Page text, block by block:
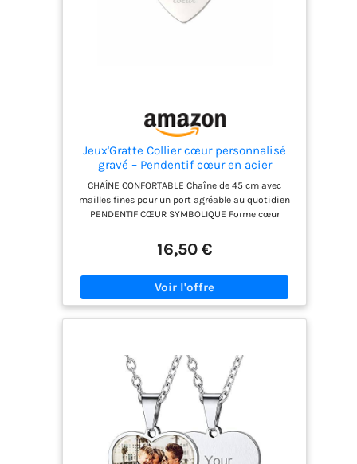
Jeux'Gratte Collier cœur personnalisé
gravé – Pendentif cœur en acier
inoxydable argent brillant – Chaîne 45
cm – Cadeau original
CHAÎNE CONFORTABLE Chaîne de 45 cm avec
mailles fines pour un port agréable au quotidien
PENDENTIF CŒUR SYMBOLIQUE Forme cœur
offrir un cadeau plein de sens MATÉRIAU DURABLE
Acier inoxydable résistant à l’usure, ne rouille pas
PERSONNALISATION UNIQUE Gravure du message
de votre choix pour créer un bijou chargé
ou toute occasion spéciale
16,50 €